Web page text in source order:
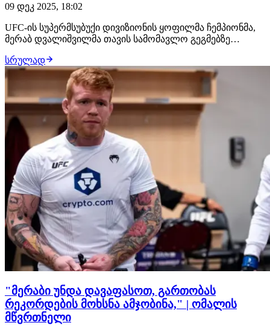
09 დეკ 2025, 18:02
UFC-ის სუპერმსუბუქი დივიზიონის ყოფილმა ჩემპიონმა,
მერაბ დვალიშვილმა თავის სამომავლო გეგმებზე
შეპირდა პიოტრ იანთან მე-3 ჩხუბს, მაგრამ იქამდე, მას
დასვენება შესთავაზა, თუმცა თავად მებრძოლი დიდხანს
დასვენებას არ აპირებს. UFC-მ დამირეკ…
სრულად
"მერაბი უნდა დავაფასოთ, გართობას
რეკორდების მოხსნა ამჯობინა," | ომალის
მწვრთნელი